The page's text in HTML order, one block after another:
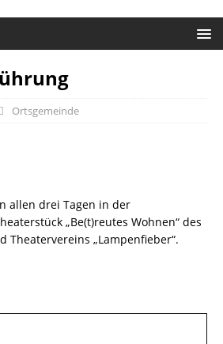
Ortsgemeinde
allen drei Tagen in der
„Be(t)reutes Wohnen“ des
Theatervereins „Lampenfieber“.